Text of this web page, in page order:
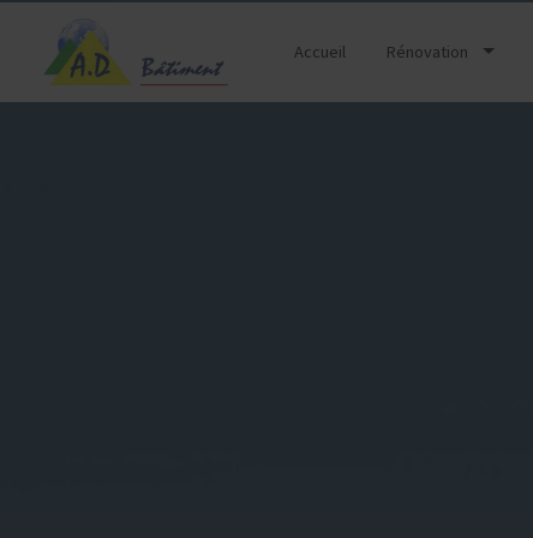
Accueil Rénovation